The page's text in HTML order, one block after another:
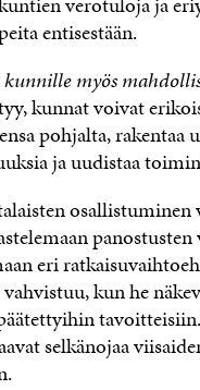
entisestään.
myös
kunnat voivat
pohjalta, rakentaa
ja uudistaa
osallistuminen
eri
kun he
selkänojaa